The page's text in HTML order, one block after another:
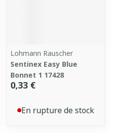
Lohmann Rauscher
Sentinex Easy Blue
Bonnet 1 17428
0,33 €
En rupture de stock